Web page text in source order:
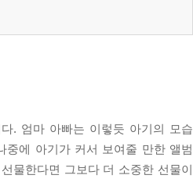
. 엄마 아빠는 이렇듯 아기의 모습
에 아기가 커서 보여줄 만한 앨범
물한다면 그보다 더 소중한 선물이